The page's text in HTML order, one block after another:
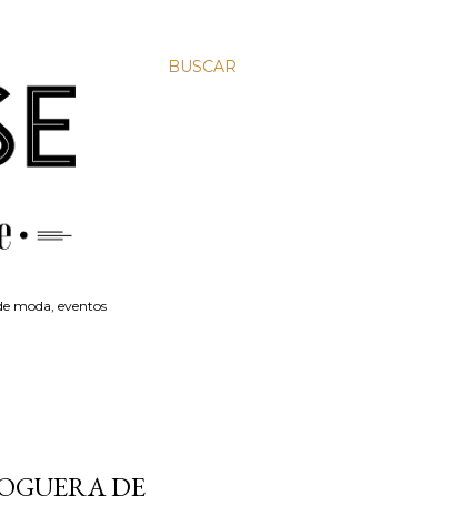
BUSCAR
moda, eventos
DE